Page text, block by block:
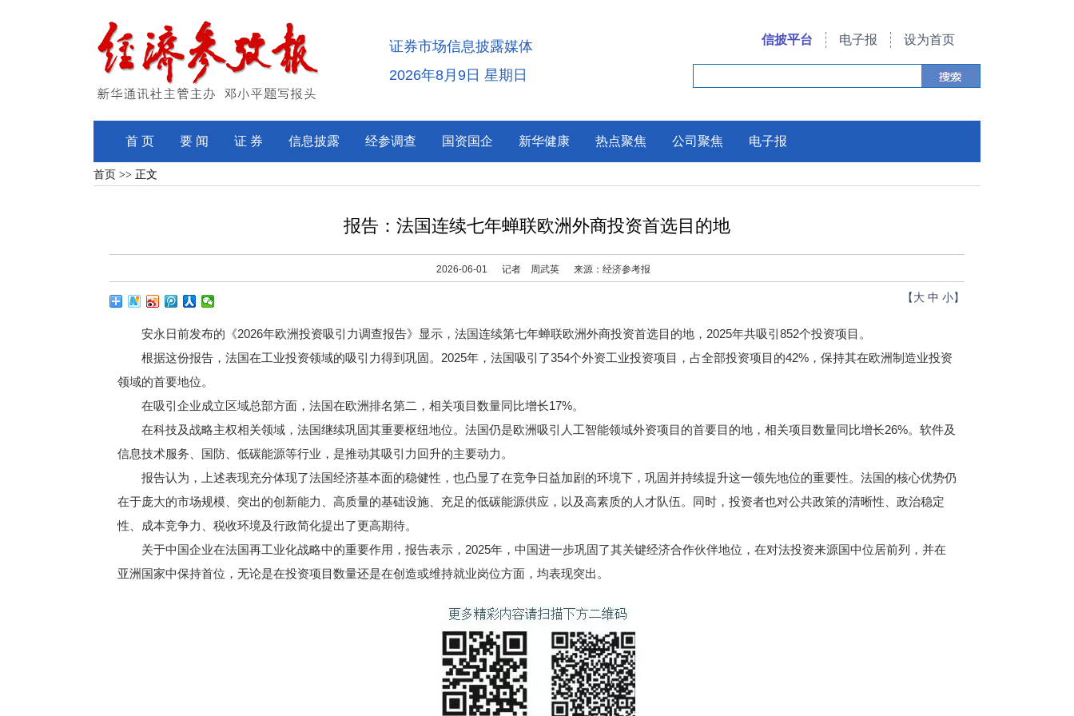
证券市场信息披露媒体
2026年8月9日 星期日
信披平台 电子报 设为首页
首 页 要 闻 证 券 信息披露 经参调查 国资国企 新华健康 热点聚焦 公司聚焦 电子报
首页 >> 正文
报告：法国连续七年蝉联欧洲外商投资首选目的地
2026-06-01 记者 周武英 来源：经济参考报
【 大 中 小】
安永日前发布的《2026年欧洲投资吸引力调查报告》显示，法国连续第七年蝉联欧洲外商投资首选目的地，2025年共吸引852个投资项目。
根据这份报告，法国在工业投资领域的吸引力得到巩固。2025年，法国吸引了354个外资工业投资项目，占全部投资项目的42%，保持其在欧洲制造业投资
领域的首要地位。
在吸引企业成立区域总部方面，法国在欧洲排名第二，相关项目数量同比增长17%。
在科技及战略主权相关领域，法国继续巩固其重要枢纽地位。法国仍是欧洲吸引人工智能领域外资项目的首要目的地，相关项目数量同比增长26%。软件及
信息技术服务、国防、低碳能源等行业，是推动其吸引力回升的主要动力。
报告认为，上述表现充分体现了法国经济基本面的稳健性，也凸显了在竞争日益加剧的环境下，巩固并持续提升这一领先地位的重要性。法国的核心优势仍
在于庞大的市场规模、突出的创新能力、高质量的基础设施、充足的低碳能源供应，以及高素质的人才队伍。同时，投资者也对公共政策的清晰性、政治稳定
性、成本竞争力、税收环境及行政简化提出了更高期待。
关于中国企业在法国再工业化战略中的重要作用，报告表示，2025年，中国进一步巩固了其关键经济合作伙伴地位，在对法投资来源国中位居前列，并在
亚洲国家中保持首位，无论是在投资项目数量还是在创造或维持就业岗位方面，均表现突出。